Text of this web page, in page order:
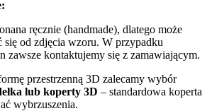
ręcznie (handmade), dlatego może
się od zdjęcia wzoru. W przypadku
zawsze kontaktujemy się z zamawiającym.
przestrzenną 3D zalecamy wybór
lub koperty 3D – standardowa koperta
wybrzuszenia.